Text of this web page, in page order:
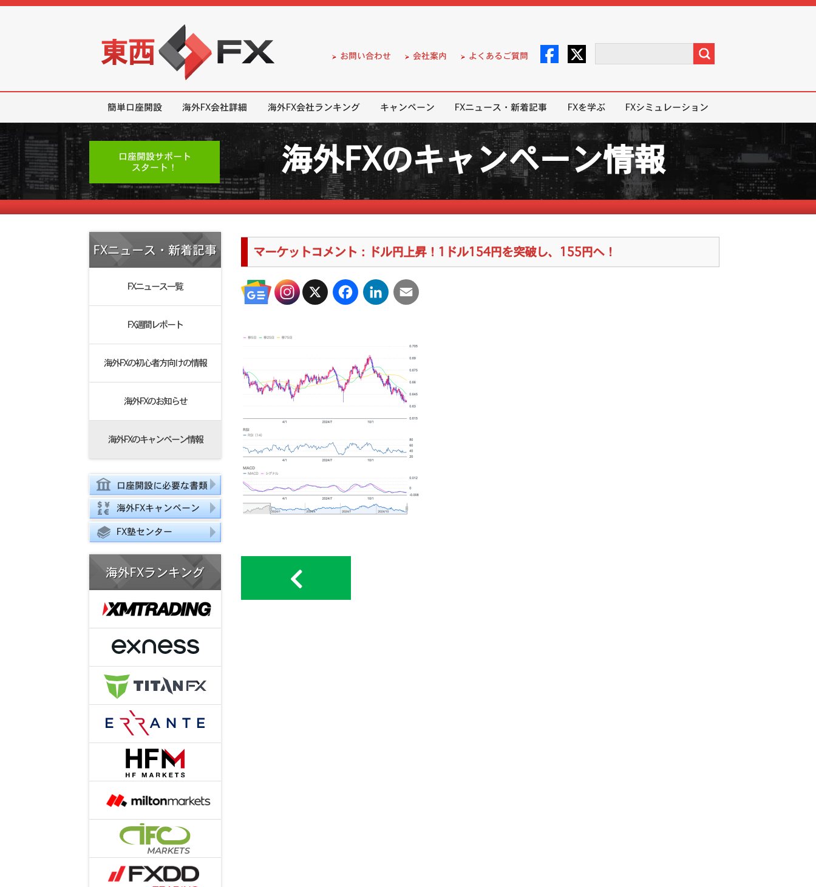
お問い合わせ 会社案内 よくあるご質問
簡単口座開設 海外FX会社詳細 海外FX会社ランキング キャンペーン FXニュース・新着記事 FXを学ぶ FXシミュレーション
口座開設サポート
スタート！
海外FXのキャンペーン情報
FXニュース・新着記事
FXニュース一覧
FX週間レポート
海外FXの初心者方向けの情報
海外FXのお知らせ
海外FXのキャンペーン情報
口座開設に必要な書類
海外FXキャンペーン
FX塾センター
海外FXランキング
マーケットコメント：ドル円上昇！1ドル154円を突破し、155円へ！